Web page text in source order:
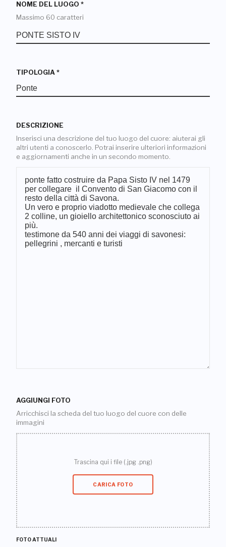
NOME DEL LUOGO *
Massimo 60 caratteri
TIPOLOGIA *
DESCRIZIONE
Inserisci una descrizione del tuo luogo del cuore: aiuterai gli
altri utenti a conoscerlo. Potrai inserire ulteriori informazioni
e aggiornamenti anche in un secondo momento.
AGGIUNGI FOTO
Arricchisci la scheda del tuo luogo del cuore con delle
immagini
Trascina qui i file (.jpg .png)
CARICA FOTO
FOTO ATTUALI